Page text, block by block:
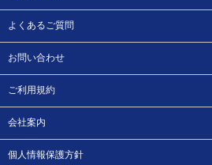
よくあるご質問
お問い合わせ
ご利用規約
会社案内
個人情報保護方針